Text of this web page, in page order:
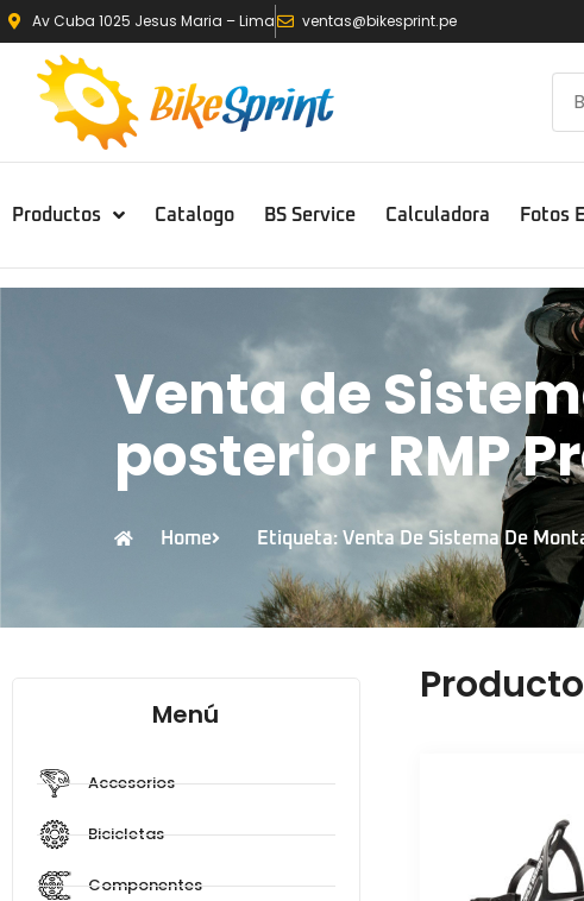
Av Cuba 1025 Jesus Maria – Lima ventas@bikesprint.pe
Productos Catalogo BS Service Calculadora Fotos
Venta de
posterior RMP
Home Etiqueta: Venta De Sistema De
Menú
Accesorios
Bicicletas
Componentes